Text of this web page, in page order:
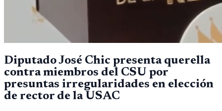
Diputado José Chic presenta querella
contra miembros del CSU por
presuntas irregularidades en elección
de rector de la USAC